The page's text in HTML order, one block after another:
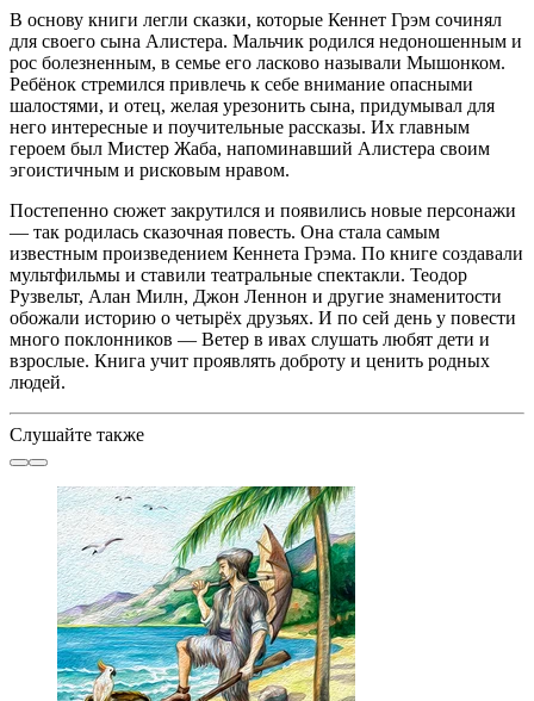
В основу книги легли сказки, которые Кеннет Грэм сочинял
для своего сына Алистера. Мальчик родился недоношенным и
рос болезненным, в семье его ласково называли Мышонком.
Ребёнок стремился привлечь к себе внимание опасными
шалостями, и отец, желая урезонить сына, придумывал для
него интересные и поучительные рассказы. Их главным
героем был Мистер Жаба, напоминавший Алистера своим
эгоистичным и рисковым нравом.
Постепенно сюжет закрутился и появились новые персонажи
— так родилась сказочная повесть. Она стала самым
известным произведением Кеннета Грэма. По книге создавали
мультфильмы и ставили театральные спектакли. Теодор
Рузвельт, Алан Милн, Джон Леннон и другие знаменитости
обожали историю о четырёх друзьях. И по сей день у повести
много поклонников — Ветер в ивах слушать любят дети и
взрослые. Книга учит проявлять доброту и ценить родных
людей.
Слушайте также